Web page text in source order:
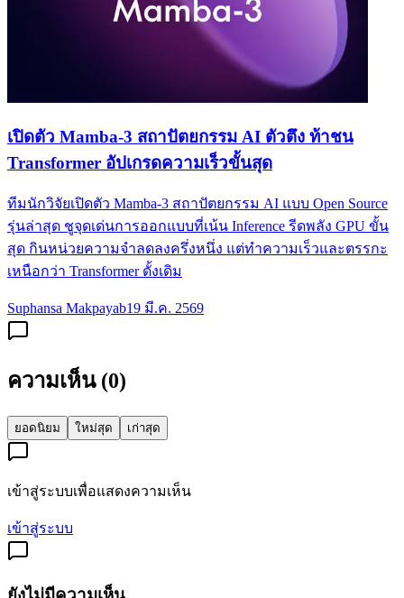
เปิดตัว Mamba-3 สถาปัตยกรรม AI ตัวตึง ท้าชน
Transformer อัปเกรดความเร็วขั้นสุด
ทีมนักวิจัยเปิดตัว Mamba-3 สถาปัตยกรรม AI แบบ Open Source
รุ่นล่าสุด ชูจุดเด่นการออกแบบที่เน้น Inference รีดพลัง GPU ขั้น
สุด กินหน่วยความจำลดลงครึ่งหนึ่ง แต่ทำความเร็วและตรรกะ
เหนือกว่า Transformer ดั้งเดิม
Suphansa Makpayab19 มี.ค. 2569
ความเห็น (0)
ยอดนิยม ใหม่สุด เก่าสุด
เข้าสู่ระบบเพื่อแสดงความเห็น
เข้าสู่ระบบ